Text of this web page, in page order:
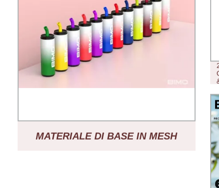
MATERIALE DI BASE IN MESH